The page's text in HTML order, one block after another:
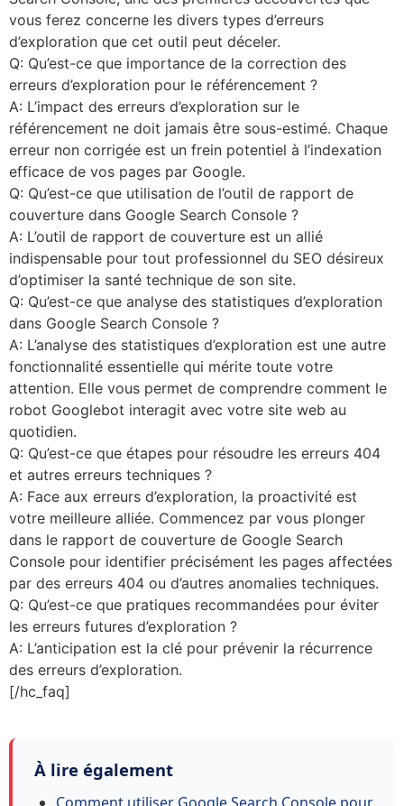
vous ferez concerne les divers types d’erreurs
d’exploration que cet outil peut déceler.
Q: Qu’est-ce que importance de la correction des
erreurs d’exploration pour le référencement ?
A: L’impact des erreurs d’exploration sur le
référencement ne doit jamais être sous-estimé. Chaque
erreur non corrigée est un frein potentiel à l’indexation
efficace de vos pages par Google.
Q: Qu’est-ce que utilisation de l’outil de rapport de
couverture dans Google Search Console ?
A: L’outil de rapport de couverture est un allié
indispensable pour tout professionnel du SEO désireux
d’optimiser la santé technique de son site.
Q: Qu’est-ce que analyse des statistiques d’exploration
dans Google Search Console ?
A: L’analyse des statistiques d’exploration est une autre
fonctionnalité essentielle qui mérite toute votre
attention. Elle vous permet de comprendre comment le
robot Googlebot interagit avec votre site web au
quotidien.
Q: Qu’est-ce que étapes pour résoudre les erreurs 404
et autres erreurs techniques ?
A: Face aux erreurs d’exploration, la proactivité est
votre meilleure alliée. Commencez par vous plonger
dans le rapport de couverture de Google Search
Console pour identifier précisément les pages affectées
par des erreurs 404 ou d’autres anomalies techniques.
Q: Qu’est-ce que pratiques recommandées pour éviter
les erreurs futures d’exploration ?
A: L’anticipation est la clé pour prévenir la récurrence
des erreurs d’exploration.
[/hc_faq]
À lire également